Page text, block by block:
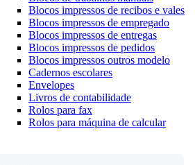
Blocos impressos de recibos e vales
Blocos impressos de empregado
Blocos impressos de entregas
Blocos impressos de pedidos
Blocos impressos outros modelo
Cadernos escolares
Envelopes
Livros de contabilidade
Rolos para fax
Rolos para máquina de calcular